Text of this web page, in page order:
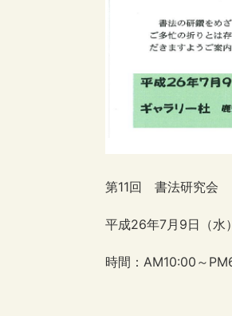
第11回 書法研究会
平成26年7月9日（水
時間：AM10:00～